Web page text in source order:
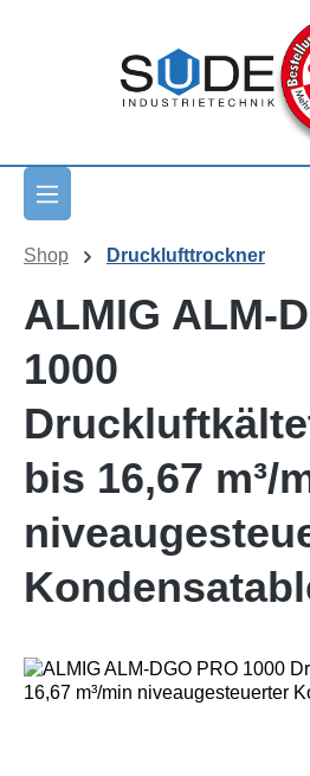
Shop Drucklufttrockner
ALMIG ALM-
1000
bis 16,67 m³/
Bildergalerie überspringen